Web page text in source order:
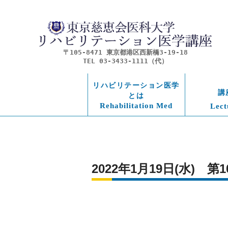
〒105-8471 東京都港区西新橋3-19-18
TEL 03-3433-1111（代）
リハビリテーション医学
とは
Rehabilitation Med
講
2022年1月19日(水)　第